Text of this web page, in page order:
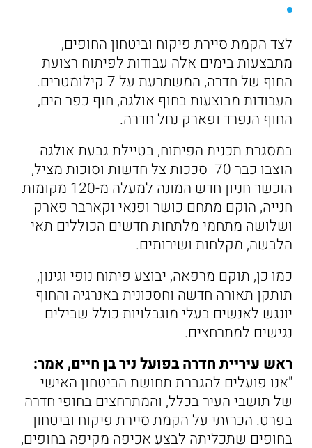
לצד הקמת סיירת פיקוח וביטחון החופים,
מתבצעות בימים אלה עבודות לפיתוח רצועת
החוף של חדרה, המשתרעת על 7 קילומטרים.
העבודות מבוצעות בחוף אולגה, חוף כפר הים,
החוף הנפרד ופארק נחל חדרה.
במסגרת תכנית הפיתוח, בטיילת גבעת אולגה
הוצבו כבר 70 סככות צל חדשות וסוכות מציל,
הוכשר חניון חדש המונה למעלה מ-120 מקומות
חנייה, הוקם מתחם כושר ופנאי וקארבר פארק
ושלושה מתחמי מלתחות חדשים הכוללים תאי
הלבשה, מקלחות ושירותים.
כמו כן, תוקם מרפאה, יבוצע פיתוח נופי וגינון,
תותקן תאורה חדשה וחסכונית באנרגיה והחוף
יונגש לאנשים בעלי מוגבלויות כולל שבילים
נגישים למתרחצים.
ראש עיריית חדרה בפועל ניר בן חיים, אמר:
"אנו פועלים להגברת תחושת הביטחון האישי
של תושבי העיר בכלל, והמתרחצים בחופי חדרה
בפרט. הכרזתי על הקמת סיירת פיקוח וביטחון
בחופים שתכליתה לבצע אכיפה מקיפה בחופים,